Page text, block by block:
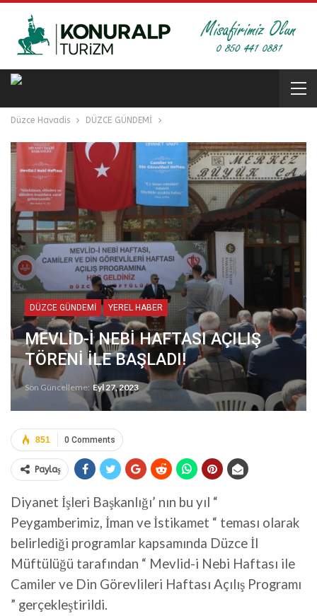
Düzce Havadis DÜZCE GÜNDEMİ
DÜZCE GÜNDEMİ YEREL HABER
MEVLİD-İ NEBİ HAFTASI AÇILIŞ
TÖRENİ İLE BAŞLADI!
Son Güncelleme: Eyl 27, 2023
0 Comments
851
Paylaş
Diyanet İşleri Başkanlığı’ nın bu yıl “
Peygamberimiz, İman ve İstikamet “ teması olarak
belirlediği programlar kapsamında Düzce İl
Müftülüğü tarafından “ Mevlid-i Nebi Haftası ile
Camiler ve Din Görevlileri Haftası Açılış Programı
” gerçekleştirildi.